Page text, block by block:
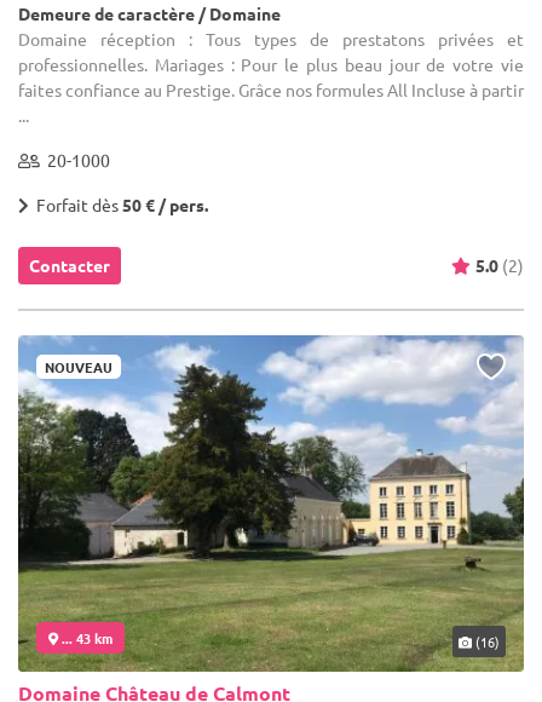
Demeure de caractère / Domaine
Domaine réception : Tous types de prestatons privées et
professionnelles. Mariages : Pour le plus beau jour de votre vie
faites confiance au Prestige. Grâce nos formules All Incluse à partir
20-1000
Forfait dès 50 € / pers.
Contacter 5.0 (2)
NOUVEAU
... 43 km (16)
Domaine Château de Calmont